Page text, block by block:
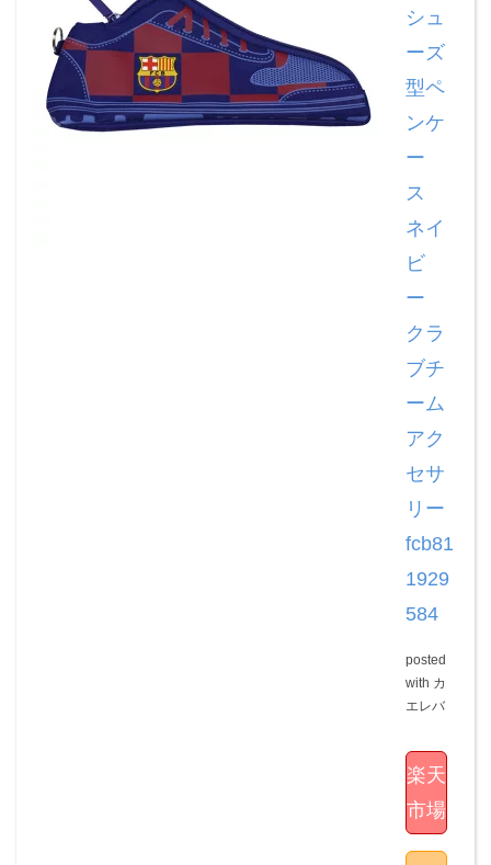
シュ
ーズ
型ペ
ンケ
ー
ス
ネイ
ビ
ー
クラ
ブチ
ーム
アク
セサ
リー
fcb81
1929
584
posted
with カ
エレバ
楽天
市場